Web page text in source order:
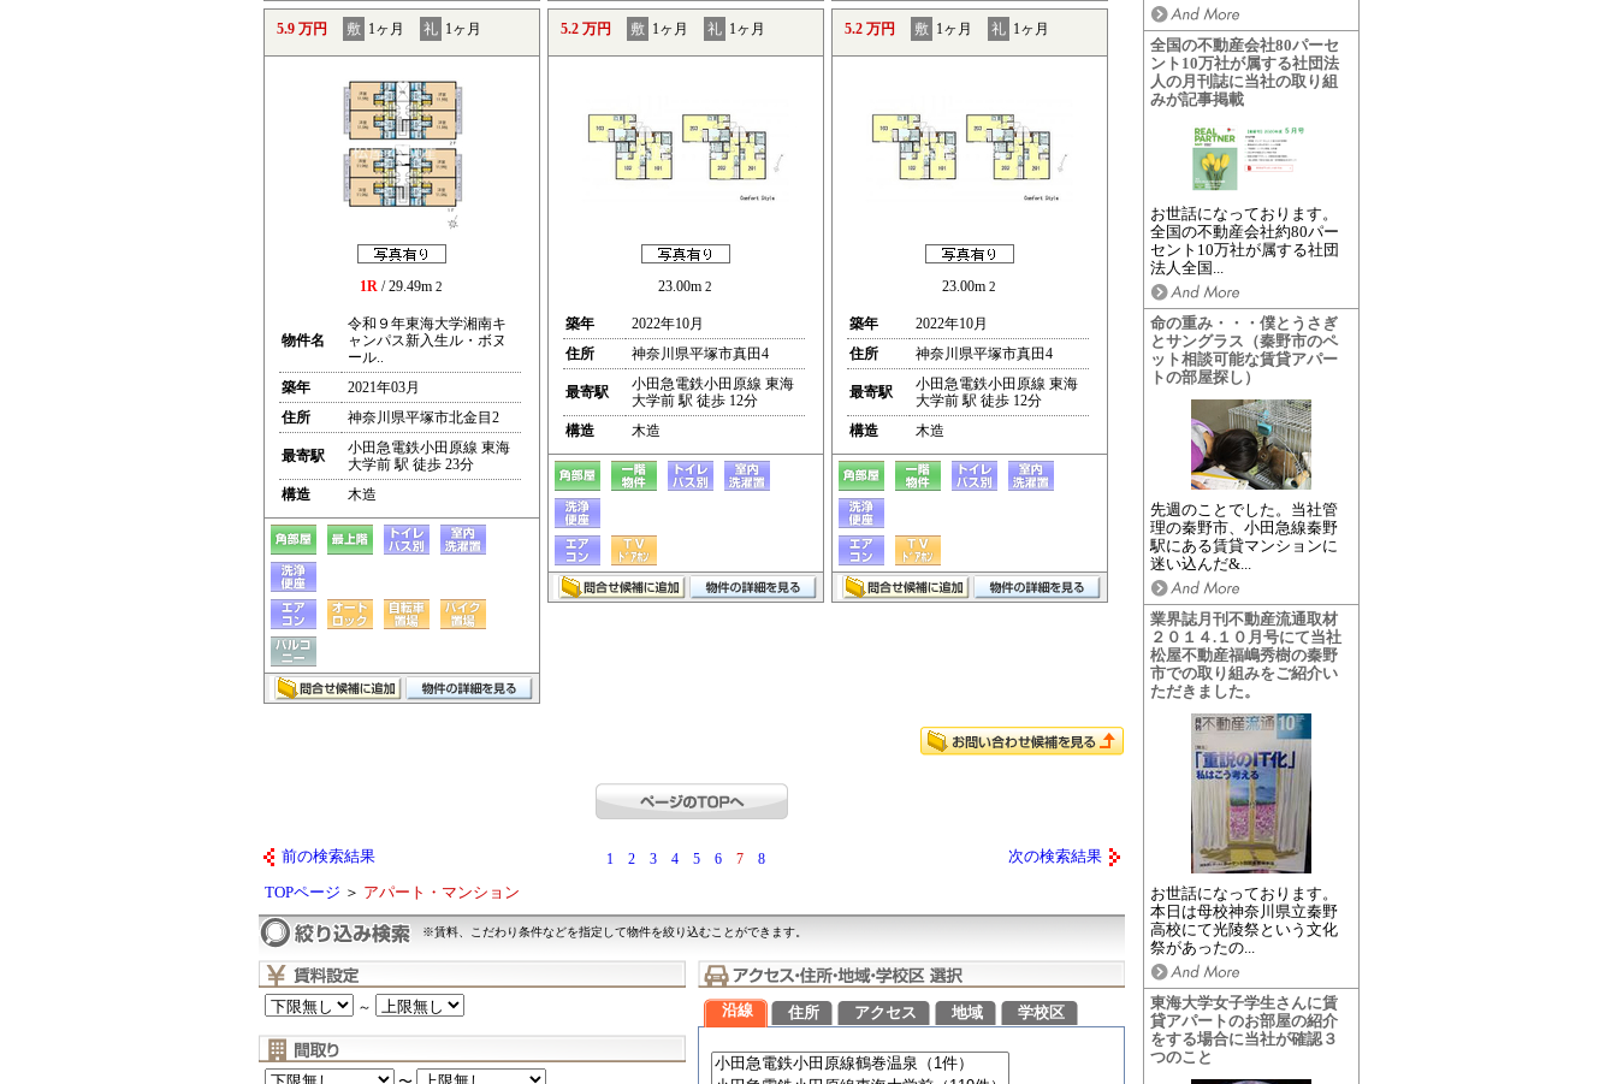
全国の不動産会社80パーセ
ント10万社が属する社団法
人の月刊誌に当社の取り組
みが記事掲載
お世話になっております。
全国の不動産会社約80パー
セント10万社が属する社団
法人全国...
命の重み・・・僕とうさぎ
とサングラス（秦野市のペ
ット相談可能な賃貸アパー
トの部屋探し）
先週のことでした。当社管
理の秦野市、小田急線秦野
駅にある賃貸マンションに
迷い込んだ&...
業界誌月刊不動産流通取材
２０１４.１０月号にて当社
松屋不動産福嶋秀樹の秦野
市での取り組みをご紹介い
ただきました。
お世話になっております。
本日は母校神奈川県立秦野
高校にて光陵祭という文化
祭があったの...
東海大学女子学生さんに賃
貸アパートのお部屋の紹介
をする場合に当社が確認３
つのこと
5.9 万円 敷 1ヶ月 礼 1ヶ月
1R / 29.49m 2
物件名
令和９年東海大学湘南キ
ャンパス新入生ル・ボヌ
ール..
築年
2021年03月
住所
神奈川県平塚市北金目2
最寄駅
小田急電鉄小田原線 東海
大学前 駅 徒歩 23分
構造
木造
5.2 万円 敷 1ヶ月 礼 1ヶ月
23.00m 2
築年
2022年10月
住所
神奈川県平塚市真田4
最寄駅
小田急電鉄小田原線 東海
大学前 駅 徒歩 12分
構造
木造
5.2 万円 敷 1ヶ月 礼 1ヶ月
23.00m 2
築年
2022年10月
住所
神奈川県平塚市真田4
最寄駅
小田急電鉄小田原線 東海
大学前 駅 徒歩 12分
構造
木造
前の検索結果 1 2 3 4 5 6 7 8 次の検索結果
TOPページ ＞ アパート・マンション
※賃料、こだわり条件などを指定して物件を絞り込むことができます。
～ 沿線 住所 アクセス 地域 学校区